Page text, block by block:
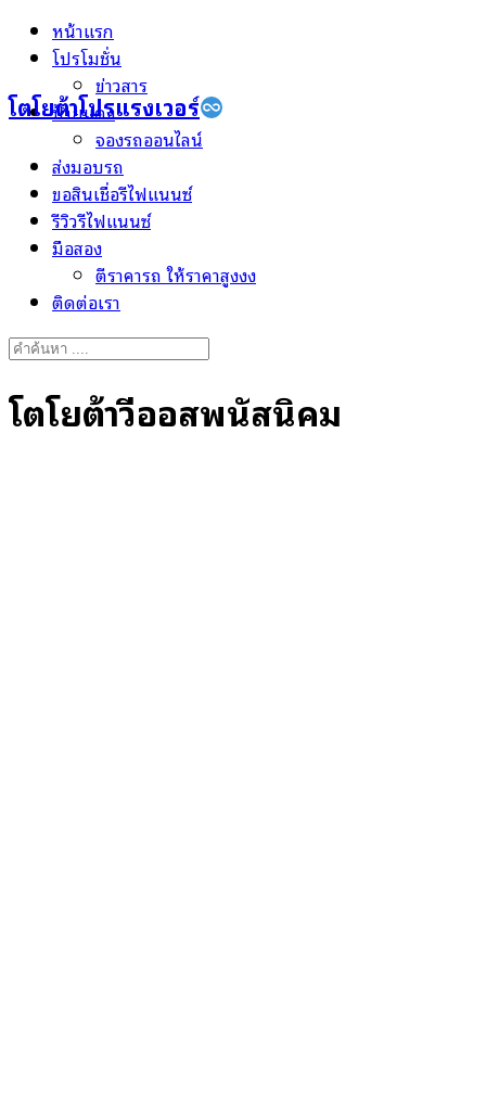
Skip
โตโยต้าโปรแรงเวอร์
หน้าแรก
โปรโมชั่น
ข่าวสาร
ป้ายแดง
จองรถออนไลน์
ส่งมอบรถ
ขอสินเชื่อรีไฟแนนซ์
รีวิวรีไฟแนนซ์
มือสอง
ตีราคารถ ให้ราคาสูงงง
ติดต่อเรา
Search
โตโยต้าวีออสพนัสนิคม